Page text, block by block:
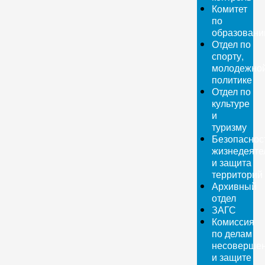
Комитет
по
Отдел по
спорту,
политике
Отдел по
культуре
и
туризму
и защита
территорий
Архивный
отдел
ЗАГС
Комиссия
по делам
и защите